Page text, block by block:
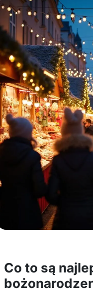
Co to są